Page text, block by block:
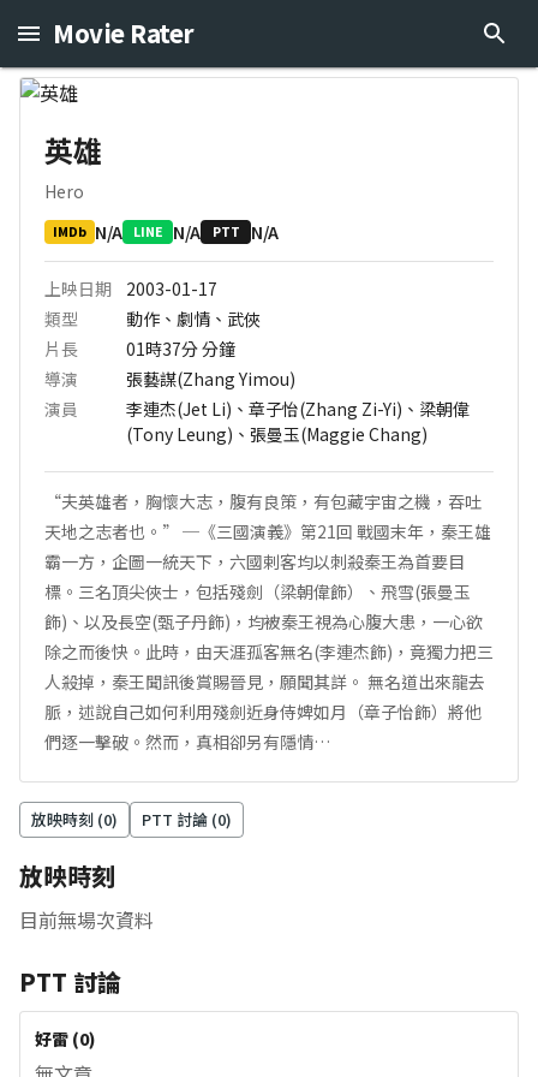
Movie Rater
英雄
Hero
IMDb N/A LINE N/A PTT N/A
上映日期
2003-01-17
類型
動作、劇情、武俠
片長
01時37分分鐘
導演
張藝謀(Zhang Yimou)
演員
李連杰(Jet Li)、章子怡(Zhang Zi-Yi)、梁朝偉
(Tony Leung)、張曼玉(Maggie Chang)
“夫英雄者，胸懷大志，腹有良策，有包藏宇宙之機，吞吐
天地之志者也。” ─《三國演義》第21回 戰國末年，秦王雄
霸一方，企圖一統天下，六國剌客均以刺殺秦王為首要目
標。三名頂尖俠士，包括殘劍（梁朝偉飾）、飛雪(張曼玉
飾)、以及長空(甄子丹飾)，均被秦王視為心腹大患，一心欲
除之而後快。此時，由天涯孤客無名(李連杰飾)，竟獨力把三
人殺掉，秦王聞訊後賞賜晉見，願聞其詳。 無名道出來龍去
脈，述說自己如何利用殘劍近身侍婢如月（章子怡飾）將他
們逐一擊破。然而，真相卻另有隱情…
放映時刻 (0) PTT 討論 (0)
放映時刻
目前無場次資料
PTT 討論
好雷 (0)